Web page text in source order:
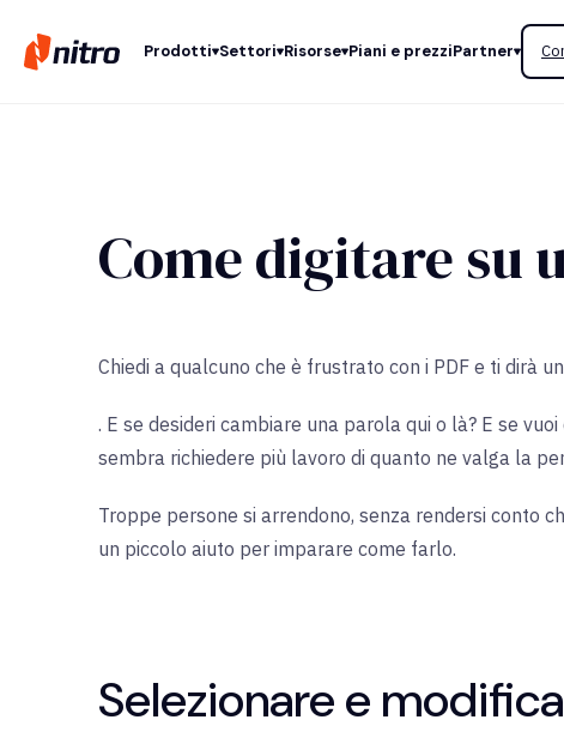
Prodotti Settori Risorse Piani e prezziPartner
Come digitare su
Chiedi a qualcuno che è frustrato con i PDF e ti dirà
. E se desideri cambiare una parola qui o là? E se
sembra richiedere più lavoro di quanto ne valga la
Troppe persone si arrendono, senza rendersi conto
un piccolo aiuto per imparare come farlo.
Selezionare e